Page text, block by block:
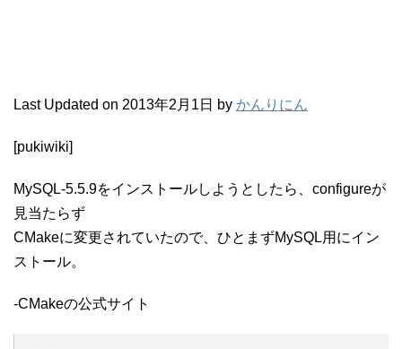
Last Updated on 2013年2月1日 by かんりにん
[pukiwiki]
MySQL-5.5.9をインストールしようとしたら、configureが
見当たらず
CMakeに変更されていたので、ひとまずMySQL用にイン
ストール。
-CMakeの公式サイト